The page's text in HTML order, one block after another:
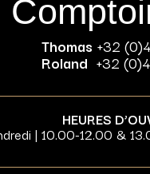
Thomas +32
Roland +32
HEURES
| 10.00-12.00 &